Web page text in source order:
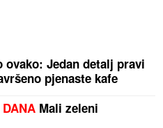
ovako: Jedan detalj pravi
pjenaste kafe
Mali zeleni